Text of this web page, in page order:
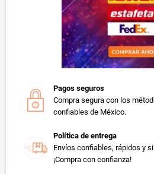
Pagos seguros
Compra segura con los
confiables de México.
Política de entrega
Envíos confiables, rápidos y
¡Compra con confianza!